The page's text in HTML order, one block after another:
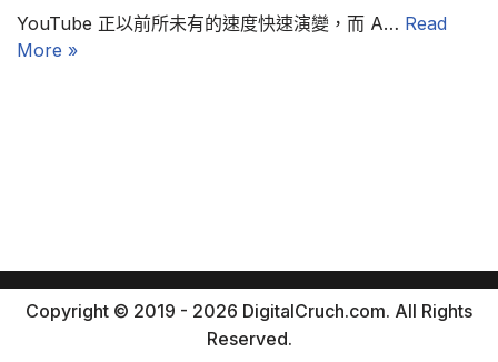
YouTube 正以前所未有的速度快速演變，而 A… Read
More »
Copyright © 2019 - 2026 DigitalCruch.com. All Rights
Reserved.